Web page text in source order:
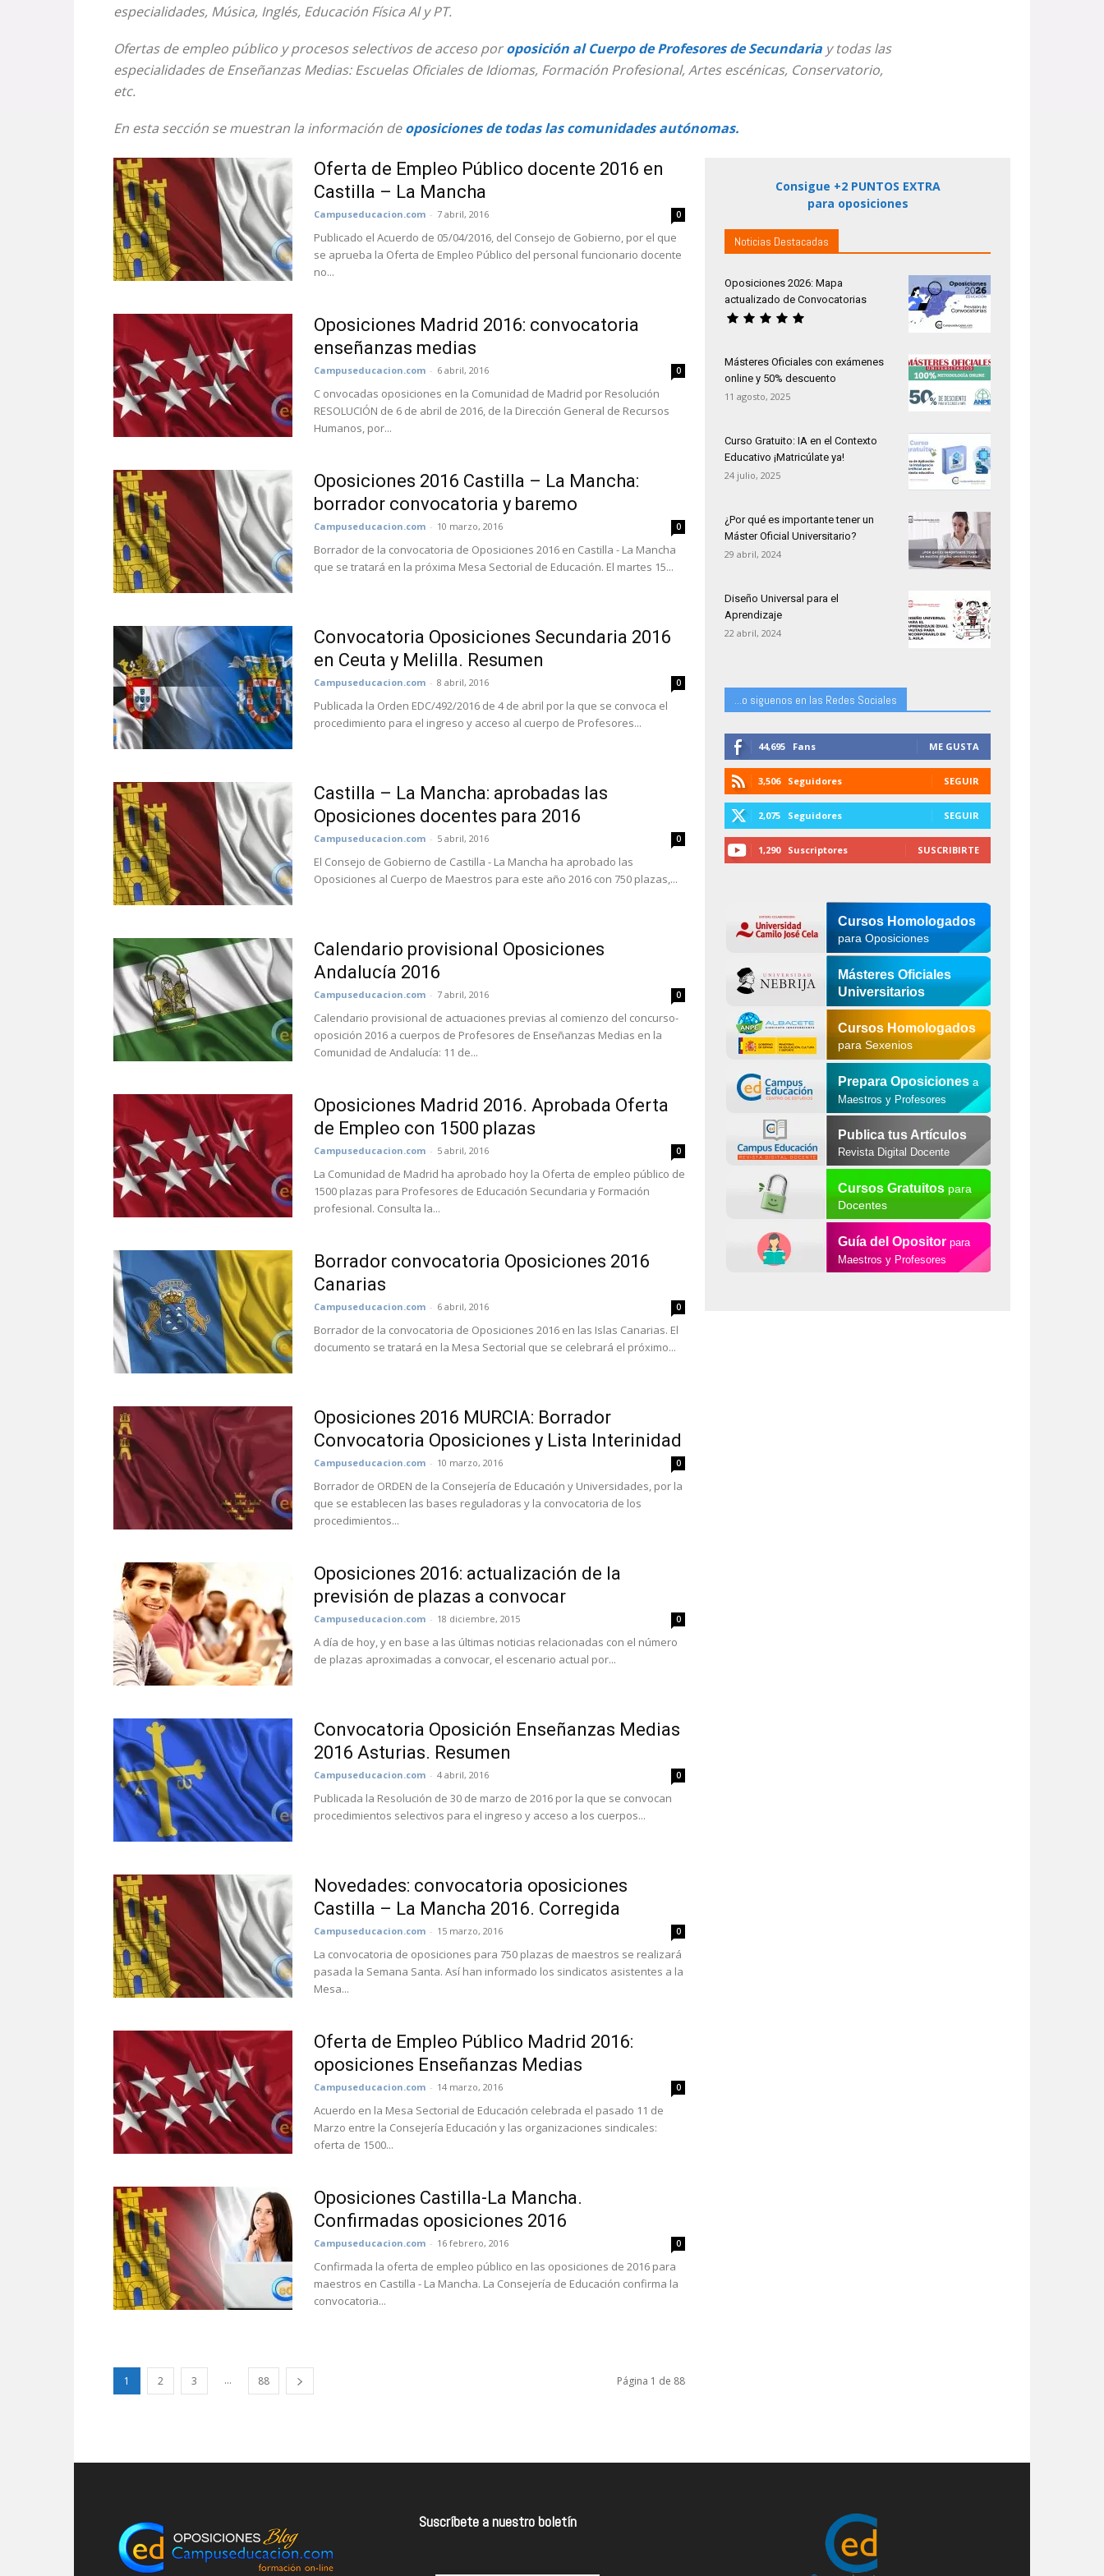
especialidades, Música, Inglés, Educación Física Al y PT.
Ofertas de empleo público y procesos selectivos de acceso poroposición al Cuerpo de Profesores de Secundaria y todas las
especialidades de Enseñanzas Medias: Escuelas Oficiales de Idiomas, Formación Profesional, Artes escénicas, Conservatorio,
etc.
En esta sección se muestran la información deoposiciones de todas las comunidades autónomas.
Oferta de Empleo Público docente 2016 en
Castilla – La Mancha
Campuseducacion.com - 7 abril, 2016 0
Publicado el Acuerdo de 05/04/2016, del Consejo de Gobierno, por el que
se aprueba la Oferta de Empleo Público del personal funcionario docente
no...
Oposiciones Madrid 2016: convocatoria
enseñanzas medias
Campuseducacion.com - 6 abril, 2016 0
C onvocadas oposiciones en la Comunidad de Madrid por Resolución
RESOLUCIÓN de 6 de abril de 2016, de la Dirección General de Recursos
Humanos, por...
Oposiciones 2016 Castilla – La Mancha:
borrador convocatoria y baremo
Campuseducacion.com - 10 marzo, 2016 0
Borrador de la convocatoria de Oposiciones 2016 en Castilla - La Mancha
que se tratará en la próxima Mesa Sectorial de Educación. El martes 15...
Convocatoria Oposiciones Secundaria 2016
en Ceuta y Melilla. Resumen
Campuseducacion.com - 8 abril, 2016 0
Publicada la Orden EDC/492/2016 de 4 de abril por la que se convoca el
procedimiento para el ingreso y acceso al cuerpo de Profesores...
Castilla – La Mancha: aprobadas las
Oposiciones docentes para 2016
Campuseducacion.com - 5 abril, 2016 0
El Consejo de Gobierno de Castilla - La Mancha ha aprobado las
Oposiciones al Cuerpo de Maestros para este año 2016 con 750 plazas,...
Calendario provisional Oposiciones
Andalucía 2016
Campuseducacion.com - 7 abril, 2016 0
Calendario provisional de actuaciones previas al comienzo del concurso-
oposición 2016 a cuerpos de Profesores de Enseñanzas Medias en la
Comunidad de Andalucía: 11 de...
Oposiciones Madrid 2016. Aprobada Oferta
de Empleo con 1500 plazas
Campuseducacion.com - 5 abril, 2016 0
La Comunidad de Madrid ha aprobado hoy la Oferta de empleo público de
1500 plazas para Profesores de Educación Secundaria y Formación
profesional. Consulta la...
Borrador convocatoria Oposiciones 2016
Canarias
Campuseducacion.com - 6 abril, 2016 0
Borrador de la convocatoria de Oposiciones 2016 en las Islas Canarias. El
documento se tratará en la Mesa Sectorial que se celebrará el próximo...
Oposiciones 2016 MURCIA: Borrador
Convocatoria Oposiciones y Lista Interinidad
Campuseducacion.com - 10 marzo, 2016 0
Borrador de ORDEN de la Consejería de Educación y Universidades, por la
que se establecen las bases reguladoras y la convocatoria de los
procedimientos...
Oposiciones 2016: actualización de la
previsión de plazas a convocar
Campuseducacion.com - 18 diciembre, 2015 0
A día de hoy, y en base a las últimas noticias relacionadas con el número
de plazas aproximadas a convocar, el escenario actual por...
Convocatoria Oposición Enseñanzas Medias
2016 Asturias. Resumen
Campuseducacion.com - 4 abril, 2016 0
Publicada la Resolución de 30 de marzo de 2016 por la que se convocan
procedimientos selectivos para el ingreso y acceso a los cuerpos...
Novedades: convocatoria oposiciones
Castilla – La Mancha 2016. Corregida
Campuseducacion.com - 15 marzo, 2016 0
La convocatoria de oposiciones para 750 plazas de maestros se realizará
pasada la Semana Santa. Así han informado los sindicatos asistentes a la
Mesa...
Oferta de Empleo Público Madrid 2016:
oposiciones Enseñanzas Medias
Campuseducacion.com - 14 marzo, 2016 0
Acuerdo en la Mesa Sectorial de Educación celebrada el pasado 11 de
Marzo entre la Consejería Educación y las organizaciones sindicales:
oferta de 1500...
Oposiciones Castilla-La Mancha.
Confirmadas oposiciones 2016
Campuseducacion.com - 16 febrero, 2016 0
Confirmada la oferta de empleo público en las oposiciones de 2016 para
maestros en Castilla - La Mancha. La Consejería de Educación confirma la
convocatoria...
1 2 3 ... 88 Página 1 de 88
Consigue +2 PUNTOS EXTRA
para oposiciones
Noticias Destacadas
Oposiciones 2026: Mapa
actualizado de Convocatorias
Másteres Oficiales con exámenes
online y 50% descuento
11 agosto, 2025
Curso Gratuito: IA en el Contexto
Educativo ¡Matricúlate ya!
24 julio, 2025
¿Por qué es importante tener un
Máster Oficial Universitario?
29 abril, 2024
Diseño Universal para el
Aprendizaje
22 abril, 2024
...o siguenos en las Redes Sociales
44,695 Fans ME GUSTA
3,506 Seguidores SEGUIR
2,075 Seguidores SEGUIR
1,290 Suscriptores SUSCRIBIRTE
Cursos Homologados
para Oposiciones
Másteres Oficiales
Universitarios
Cursos Homologados
para Sexenios
Prepara Oposiciones a
Maestros y Profesores
Publica tus Artículos
Revista Digital Docente
Cursos Gratuitospara
Docentes
Guía del Opositor para
Maestros y Profesores
Suscríbete a nuestro boletín